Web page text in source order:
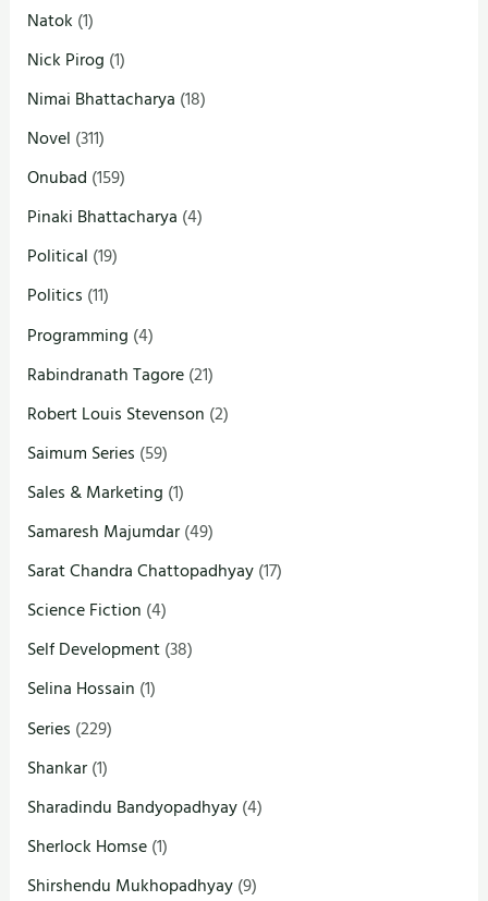
Natok (1)
Nick Pirog (1)
Nimai Bhattacharya (18)
Novel (311)
Onubad (159)
Pinaki Bhattacharya (4)
Political (19)
Politics (11)
Programming (4)
Rabindranath Tagore(21)
Robert Louis Stevenson (2)
Saimum Series (59)
Sales & Marketing (1)
Samaresh Majumdar(49)
Sarat Chandra Chattopadhyay(17)
Science Fiction (4)
Self Development(38)
Selina Hossain (1)
Series (229)
Shankar(1)
Sharadindu Bandyopadhyay(4)
Sherlock Homse(1)
Shirshendu Mukhopadhyay(9)